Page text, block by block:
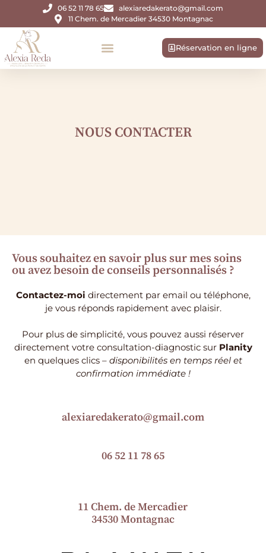
06 52 11 78 65
alexiaredakerato@gmail.com
11 Chem. de Mercadier 34530 Montagnac
Réservation en ligne
NOUS CONTACTER
Vous souhaitez en savoir plus sur mes soins
ou avez besoin de conseils personnalisés ?
Contactez-moi directement par email ou téléphone,
je vous réponds rapidement avec plaisir.
Pour plus de simplicité, vous pouvez aussi réserver
directement votre consultation-diagnostic sur Planity
en quelques clics – disponibilités en temps réel et
confirmation immédiate !
alexiaredakerato@gmail.com
06 52 11 78 65
11 Chem. de Mercadier
34530 Montagnac